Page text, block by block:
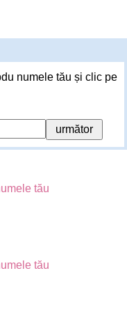
numele tău și clic pe
tău
tău